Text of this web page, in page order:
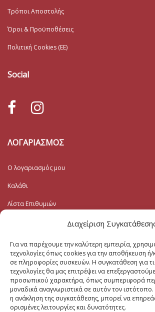
Διαχείριση
Για να παρέχουμε την καλύτερη εμπειρία,
τεχνολογίες όπως cookies για την αποθήκευση
σε πληροφορίες συσκευών. Η συγκατάθεση για
τεχνολογίες θα μας επιτρέψει να
προσωπικού χαρακτήρα, όπως συμπεριφορά
μοναδικά αναγνωριστικά σε αυτόν τον
η ανάκληση της συγκατάθεσης, μπορεί να
ορισμένες λειτουργίες και δυνατότητες.
Τρόποι Αποστολής
Όροι & Προϋποθέσεις
Πολιτική Cookies (ΕΕ)
Social
ΛΟΓΑΡΙΑΣΜΟΣ
Ο λογαριασμός μου
Καλάθι
Λίστα Επιθυμιών
Εγγραφή στο Ενημερωτικό
Το Email σας (υποχρεωτικο)
Μηνυμα